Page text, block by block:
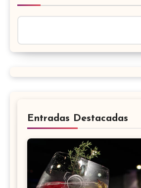
Entradas Destacadas